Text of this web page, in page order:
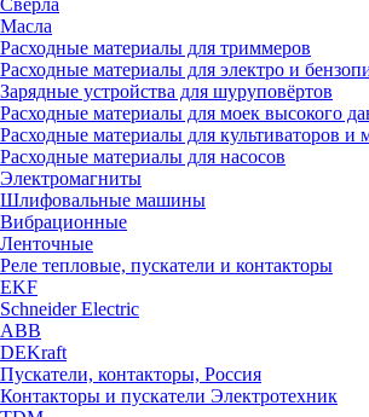
Сверла
Масла
Расходные материалы для триммеров
Расходные материалы для электро и
Зарядные устройства для шуруповёртов
Расходные материалы для моек высокого
Расходные материалы для культиваторов и
Расходные материалы для насосов
Электромагниты
Шлифовальные машины
Вибрационные
Ленточные
Реле тепловые, пускатели и контакторы
EKF
Schneider Electric
ABB
DEKraft
Пускатели, контакторы, Россия
Контакторы и пускатели Электротехник